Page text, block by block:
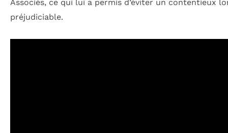
Associés, ce qui lui a permis d’éviter un contentieux
préjudiciable.